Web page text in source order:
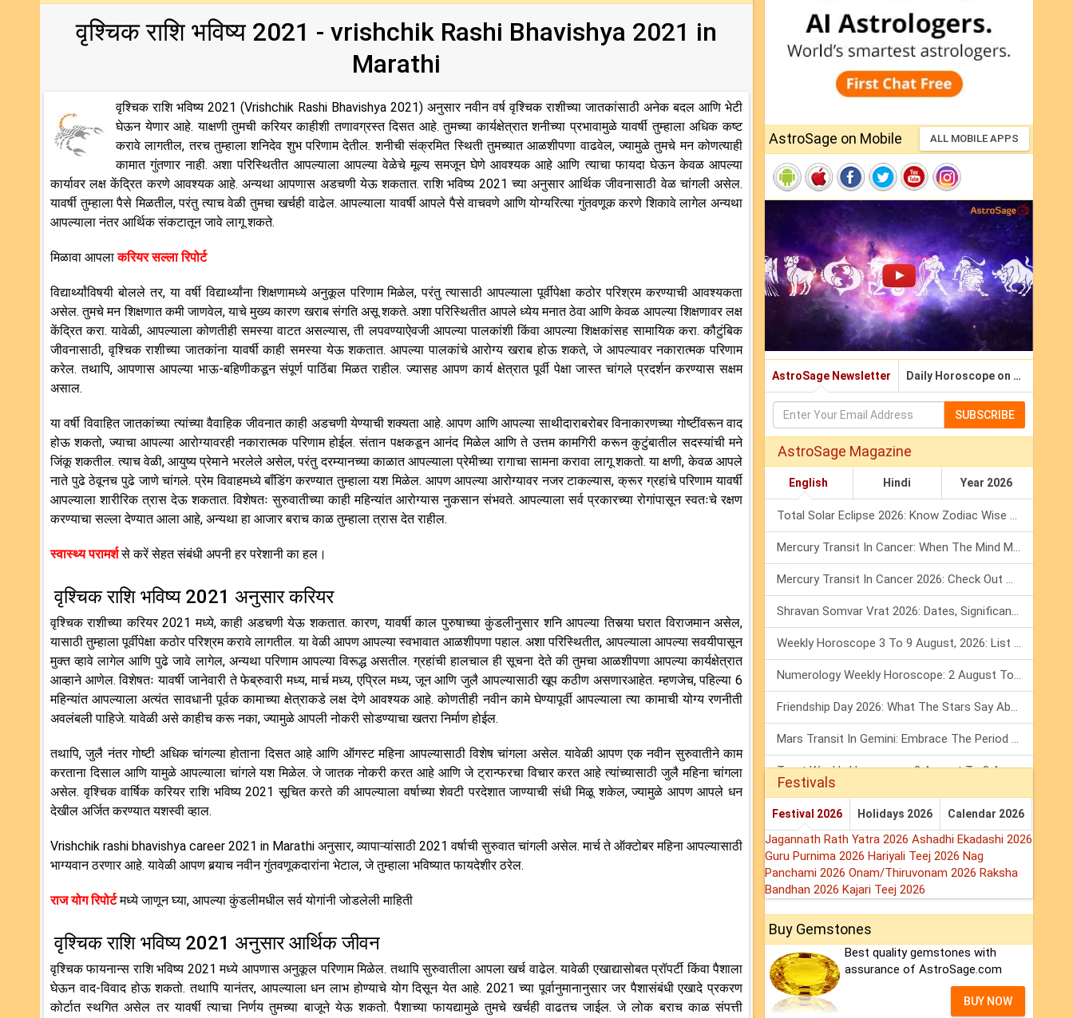
वृश्चिक राशि भविष्य 2021 - vrishchik Rashi Bhavishya 2021 in
Marathi
वृश्चिक राशि भविष्य 2021 (Vrishchik Rashi Bhavishya 2021) अनुसार नवीन वर्ष वृश्चिक राशीच्या जातकांसाठी अनेक बदल आणि भेटी
घेऊन येणार आहे. याक्षणी तुमची करियर काहीशी तणावग्रस्त दिसत आहे. तुमच्या कार्यक्षेत्रात शनीच्या प्रभावामुळे यावर्षी तुम्हाला अधिक कष्ट
करावे लागतील, तरच तुम्हाला शनिदेव शुभ परिणाम देतील. शनीची संक्रमित स्थिती तुमच्यात आळशीपणा वाढवेल, ज्यामुळे तुमचे मन कोणत्याही
कामात गुंतणार नाही. अशा परिस्थितीत आपल्याला आपल्या वेळेचे मूल्य समजून घेणे आवश्यक आहे आणि त्याचा फायदा घेऊन केवळ आपल्या
कार्यावर लक्ष केंद्रित करणे आवश्यक आहे. अन्यथा आपणास अडचणी येऊ शकतात. राशि भविष्य 2021 च्या अनुसार आर्थिक जीवनासाठी वेळ चांगली असेल.
यावर्षी तुम्हाला पैसे मिळतील, परंतु त्याच वेळी तुमचा खर्चही वाढेल. आपल्याला यावर्षी आपले पैसे वाचवणे आणि योग्यरित्या गुंतवणूक करणे शिकावे लागेल अन्यथा
आपल्याला नंतर आर्थिक संकटातून जावे लागू शकते.
मिळावा आपलाकरियर सल्ला रिपोर्ट
विद्यार्थ्यांविषयी बोलले तर, या वर्षी विद्यार्थ्यांना शिक्षणामध्ये अनुकूल परिणाम मिळेल, परंतु त्यासाठी आपल्याला पूर्वीपेक्षा कठोर परिश्रम करण्याची आवश्यकता
असेल. तुमचे मन शिक्षणात कमी जाणवेल, याचे मुख्य कारण खराब संगति असू शकते. अशा परिस्थितीत आपले ध्येय मनात ठेवा आणि केवळ आपल्या शिक्षणावर लक्ष
केंद्रित करा. यावेळी, आपल्याला कोणतीही समस्या वाटत असल्यास, ती लपवण्याऐवजी आपल्या पालकांशी किंवा आपल्या शिक्षकांसह सामायिक करा. कौटुंबिक
जीवनासाठी, वृश्चिक राशीच्या जातकांना यावर्षी काही समस्या येऊ शकतात. आपल्या पालकांचे आरोग्य खराब होऊ शकते, जे आपल्यावर नकारात्मक परिणाम
करेल. तथापि, आपणास आपल्या भाऊ-बहिणीकडून संपूर्ण पाठिंबा मिळत राहील. ज्यासह आपण कार्य क्षेत्रात पूर्वी पेक्षा जास्त चांगले प्रदर्शन करण्यास सक्षम
असाल.
या वर्षी विवाहित जातकांच्या त्यांच्या वैवाहिक जीवनात काही अडचणी येण्याची शक्यता आहे. आपण आणि आपल्या साथीदाराबरोबर विनाकारणच्या गोष्टींवरून वाद
होऊ शकतो, ज्याचा आपल्या आरोग्यावरही नकारात्मक परिणाम होईल. संतान पक्षकडून आनंद मिळेल आणि ते उत्तम कामगिरी करून कुटुंबातील सदस्यांची मने
जिंकू शकतील. त्याच वेळी, आयुष्य प्रेमाने भरलेले असेल, परंतु दरम्यानच्या काळात आपल्याला प्रेमीच्या रागाचा सामना करावा लागू शकतो. या क्षणी, केवळ आपले
नाते पुढे ठेवूनच पुढे जाणे चांगले. प्रेम विवाहमध्ये बाँडिंग करण्यात तुम्हाला यश मिळेल. आपण आपल्या आरोग्यावर नजर टाकल्यास, क्रूर ग्रहांचे परिणाम यावर्षी
आपल्याला शारीरिक त्रास देऊ शकतात. विशेषतः सुरुवातीच्या काही महिन्यांत आरोग्यास नुकसान संभवते. आपल्याला सर्व प्रकारच्या रोगांपासून स्वतःचे रक्षण
करण्याचा सल्ला देण्यात आला आहे, अन्यथा हा आजार बराच काळ तुम्हाला त्रास देत राहील.
स्वास्थ्य परामर्शसे करें सेहत संबंधी अपनी हर परेशानी का हल।
वृश्चिक राशि भविष्य 2021 अनुसार करियर
वृश्चिक राशीच्या करियर 2021 मध्ये, काही अडचणी येऊ शकतात. कारण, यावर्षी काल पुरुषाच्या कुंडलीनुसार शनि आपल्या तिसर्‍या घरात विराजमान असेल,
यासाठी तुम्हाला पूर्वीपेक्षा कठोर परिश्रम करावे लागतील. या वेळी आपण आपल्या स्वभावात आळशीपणा पहाल. अशा परिस्थितीत, आपल्याला आपल्या सवयीपासून
मुक्त व्हावे लागेल आणि पुढे जावे लागेल, अन्यथा परिणाम आपल्या विरूद्ध असतील. ग्रहांची हालचाल ही सूचना देते की तुमचा आळशीपणा आपल्या कार्यक्षेत्रात
आव्हाने आणेल. विशेषतः यावर्षी जानेवारी ते फेब्रुवारी मध्य, मार्च मध्य, एप्रिल मध्य, जून आणि जुलै आपल्यासाठी खूप कठीण असणारआहेत. म्हणजेच, पहिल्या 6
महिन्यांत आपल्याला अत्यंत सावधानी पूर्वक कामाच्या क्षेत्राकडे लक्ष देणे आवश्यक आहे. कोणतीही नवीन कामे घेण्यापूर्वी आपल्याला त्या कामाची योग्य रणनीती
अवलंबली पाहिजे. यावेळी असे काहीच करू नका, ज्यामुळे आपली नोकरी सोडण्याचा खतरा निर्माण होईल.
तथापि, जुलै नंतर गोष्टी अधिक चांगल्या होताना दिसत आहे आणि ऑगस्ट महिना आपल्यासाठी विशेष चांगला असेल. यावेळी आपण एक नवीन सुरुवातीने काम
करताना दिसाल आणि यामुळे आपल्याला चांगले यश मिळेल. जे जातक नोकरी करत आहे आणि जे ट्रान्फरचा विचार करत आहे त्यांच्यासाठी जुलै महिना चांगला
असेल. वृश्चिक वार्षिक करियर राशि भविष्य 2021 सूचित करते की आपल्याला वर्षाच्या शेवटी परदेशात जाण्याची संधी मिळू शकेल, ज्यामुळे आपण आपले धन
देखील अर्जित करण्यात यशस्वी व्हाल.
Vrishchik rashi bhavishya career 2021 in Marathi अनुसार, व्यापाऱ्यांसाठी 2021 वर्षाची सुरुवात चांगली असेल. मार्च ते ऑक्टोबर महिना आपल्यासाठी
भाग्यवान ठरणार आहे. यावेळी आपण बर्‍याच नवीन गुंतवणूकदारांना भेटाल, जे तुम्हाला भविष्यात फायदेशीर ठरेल.
राज योग रिपोर्टमध्ये जाणून घ्या, आपल्या कुंडलीमधील सर्व योगांनी जोडलेली माहिती
वृश्चिक राशि भविष्य 2021 अनुसार आर्थिक जीवन
वृश्चिक फायनान्स राशि भविष्य 2021 मध्ये आपणास अनुकूल परिणाम मिळेल. तथापि सुरुवातीला आपला खर्च वाढेल. यावेळी एखाद्यासोबत प्रॉपर्टी किंवा पैशाला
घेऊन वाद-विवाद होऊ शकतो. तथापि यानंतर, आपल्याला धन लाभ होण्याचे योग दिसून येत आहे. 2021 च्या पूर्वानुमानानुसार जर पैशासंबंधी एखादे प्रकरण
कोर्टात स्थगित असेल तर यावर्षी त्याचा निर्णय तुमच्या बाजूने येऊ शकतो. पैशाच्या फायद्यामुळे तुमचे खर्चही वाढतच जाईल. जे लोक बराच काळ संपत्ती
AstroSage on Mobile ALL MOBILE APPS
AstroSage Newsletter Daily Horoscope on Email
SUBSCRIBE
AstroSage Magazine
English Hindi Year 2026
Total Solar Eclipse 2026: Know Zodiac Wise Prediction
Mercury Transit In Cancer: When The Mind Meets The Heart!
Mercury Transit In Cancer 2026: Check Out What It Brings For You
Shravan Somvar Vrat 2026: Dates, Significance & Rituals In August
Weekly Horoscope 3 To 9 August, 2026: List Of Fasts & Festivals
Numerology Weekly Horoscope: 2 August To 8 August, 2026
Friendship Day 2026: What The Stars Say About Your Best Friend!
Mars Transit In Gemini: Embrace The Period Full Of Energy & Intelligence
Tarot Weekly Horoscope: 2 August To 8 August, 2026
Festivals
Festival 2026 Holidays 2026 Calendar 2026
Jagannath Rath Yatra 2026 Ashadhi Ekadashi 2026
Guru Purnima 2026 Hariyali Teej 2026 Nag
Panchami 2026 Onam/Thiruvonam 2026 Raksha
Bandhan 2026 Kajari Teej 2026
Buy Gemstones
Best quality gemstones with
assurance of AstroSage.com
BUY NOW